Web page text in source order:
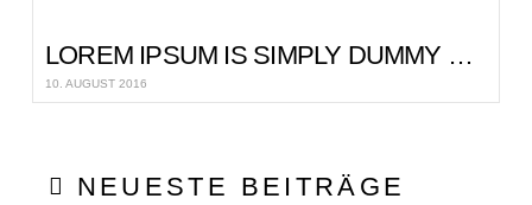
LOREM IPSUM IS SIMPLY DUMMY TEXT OF THE PRINTING AND TYPESETTING
10. AUGUST 2016
NEUESTE BEITRÄGE